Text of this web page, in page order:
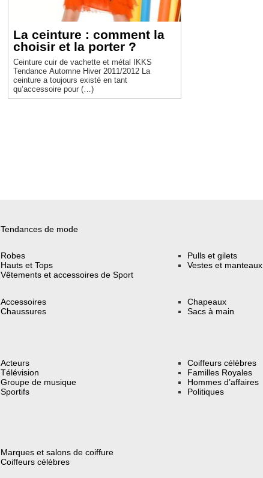
La ceinture : comment la
choisir et la porter ?
Ceinture cuir de vachette et métal IKKS
Tendance Automne Hiver 2011/2012 La
ceinture a toujours existé en tant
qu’accessoire pour (…)
Tendances de mode
Robes
Hauts et Tops
Vêtements et accessoires de Sport
Pulls et gilets
Vestes et manteaux
Accessoires
Chaussures
Chapeaux
Sacs à main
Acteurs
Télévision
Groupe de musique
Sportifs
Coiffeurs célèbres
Familles Royales
Hommes d’affaires
Politiques
Marques et salons de coiffure
Coiffeurs célèbres